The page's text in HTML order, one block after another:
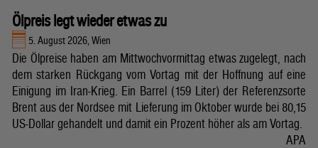
Ölpreis legt wieder etwas zu
5. August 2026, Wien
Die Ölpreise haben am Mittwochvormittag etwas zugelegt, nach
dem starken Rückgang vom Vortag mit der Hoffnung auf eine
Einigung im Iran-Krieg. Ein Barrel (159 Liter) der Referenzsorte
Brent aus der Nordsee mit Lieferung im Oktober wurde bei 80,15
US-Dollar gehandelt und damit ein Prozent höher als am Vortag.
APA